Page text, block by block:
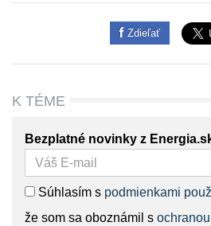
Zdieľať
K TÉME
Bezplatné novinky z
Súhlasím s podmienkami
že som sa oboznámil s